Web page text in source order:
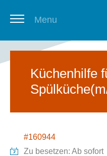
Menu
Newsletter
Küchenhilfe
#160944
Zu besetzen: Ab sofort